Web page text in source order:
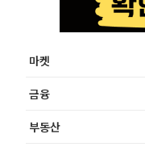
마켓
금융
부동산